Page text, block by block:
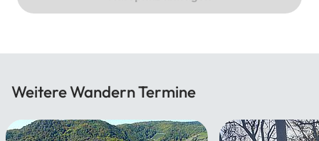
Weitere Wandern Termine